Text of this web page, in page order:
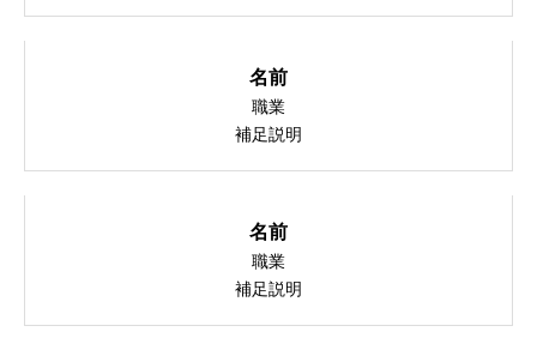
名前
職業
補足説明
名前
職業
補足説明